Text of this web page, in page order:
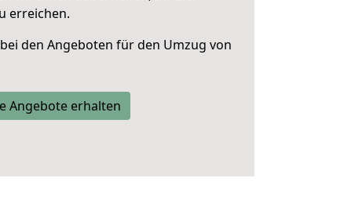
erreichen.
bei den Angeboten für den Umzug von
Angebote erhalten